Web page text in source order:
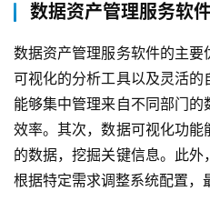
解
元
联
系
我
们
数据资产管理服务软
数据资产管理服务软件的主要
可视化的分析工具以及灵活
能够集中管理来自不同部门
效率。其次，数据可视化功
的数据，挖掘关键信息。此
根据特定需求调整系统配置，